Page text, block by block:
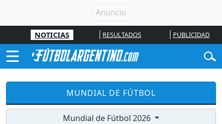
NOTICIAS RESULTADOS PUBLICIDAD
MUNDIAL DE FÚTBOL
Mundial de Fútbol 2026